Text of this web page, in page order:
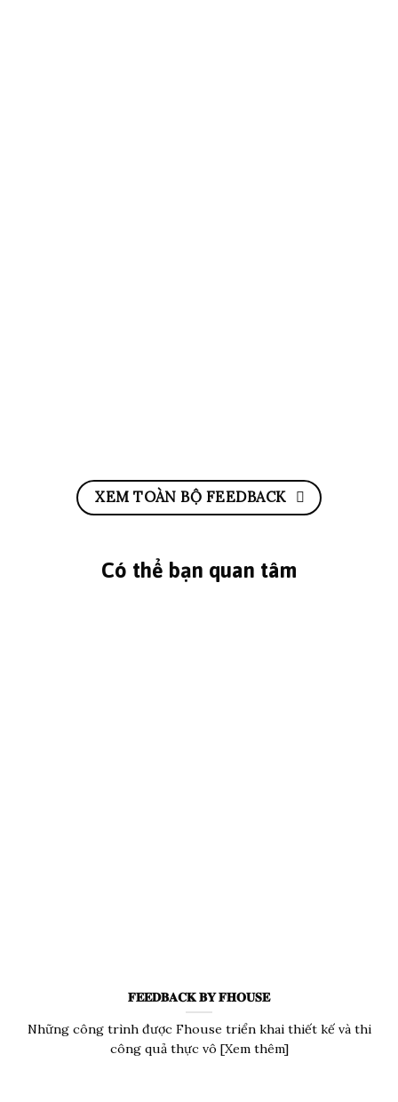
XEM TOÀN BỘ FEEDBACK
Có thể bạn quan tâm
𝐅𝐄𝐄𝐃𝐁𝐀𝐂𝐊 𝐁𝐘 𝐅𝐇𝐎𝐔𝐒𝐄
Những công trình được Fhouse triển khai thiết kế và thi
công quả thực vô [Xem thêm]